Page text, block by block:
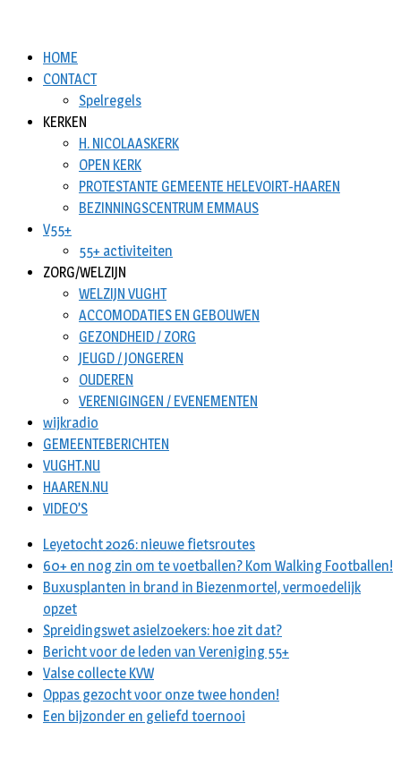
HOME
CONTACT
Spelregels
KERKEN
H. NICOLAASKERK
OPEN KERK
PROTESTANTE GEMEENTE HELEVOIRT-HAAREN
BEZINNINGSCENTRUM EMMAUS
V55+
55+ activiteiten
ZORG/WELZIJN
WELZIJN VUGHT
ACCOMODATIES EN GEBOUWEN
GEZONDHEID / ZORG
JEUGD / JONGEREN
OUDEREN
VERENIGINGEN / EVENEMENTEN
wijkradio
GEMEENTEBERICHTEN
VUGHT.NU
HAAREN.NU
VIDEO’S
Leyetocht 2026: nieuwe fietsroutes
60+ en nog zin om te voetballen? Kom Walking Footballen!
Buxusplanten in brand in Biezenmortel, vermoedelijk
opzet
Spreidingswet asielzoekers: hoe zit dat?
Bericht voor de leden van Vereniging 55+
Valse collecte KVW
Oppas gezocht voor onze twee honden!
Een bijzonder en geliefd toernooi